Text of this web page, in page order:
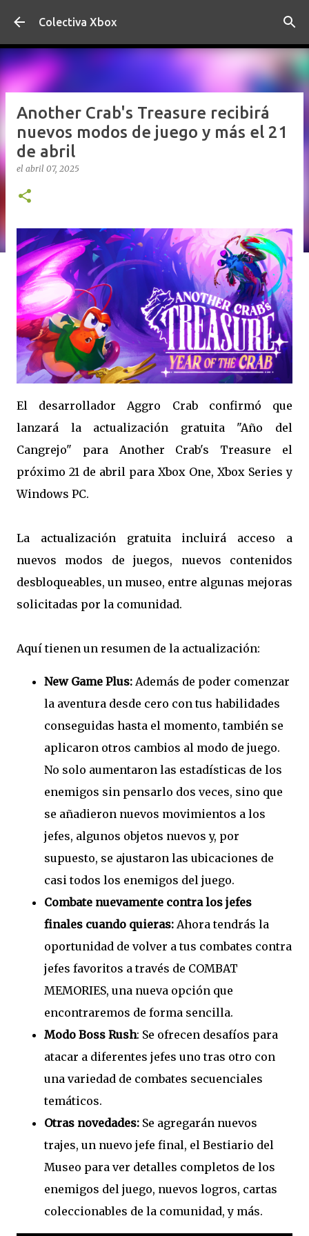
Ir al contenido principal
Colectiva Xbox
Another Crab's Treasure recibirá
nuevos modos de juego y más el 21
de abril
el abril 07, 2025
El desarrollador Aggro Crab confirmó que
lanzará la actualización gratuita "Año del
Cangrejo" para Another Crab's Treasure el
próximo 21 de abril para Xbox One, Xbox Series y
Windows PC.
La actualización gratuita incluirá acceso a
nuevos modos de juegos, nuevos contenidos
desbloqueables, un museo, entre algunas mejoras
solicitadas por la comunidad.
Aquí tienen un resumen de la actualización:
New Game Plus: Además de poder comenzar
la aventura desde cero con tus habilidades
conseguidas hasta el momento, también se
aplicaron otros cambios al modo de juego.
No solo aumentaron las estadísticas de los
enemigos sin pensarlo dos veces, sino que
se añadieron nuevos movimientos a los
jefes, algunos objetos nuevos y, por
supuesto, se ajustaron las ubicaciones de
casi todos los enemigos del juego.
Combate nuevamente contra los jefes
finales cuando quieras: Ahora tendrás la
oportunidad de volver a tus combates contra
jefes favoritos a través de COMBAT
MEMORIES, una nueva opción que
encontraremos de forma sencilla.
Modo Boss Rush: Se ofrecen desafíos para
atacar a diferentes jefes uno tras otro con
una variedad de combates secuenciales
temáticos.
Otras novedades: Se agregarán nuevos
trajes, un nuevo jefe final, el Bestiario del
Museo para ver detalles completos de los
enemigos del juego, nuevos logros, cartas
coleccionables de la comunidad, y más.